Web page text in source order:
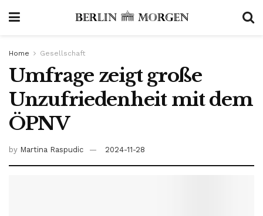
Home Gesellschaft
Umfrage zeigt große
Unzufriedenheit mit dem
ÖPNV
by Martina Raspudic 2024-11-28